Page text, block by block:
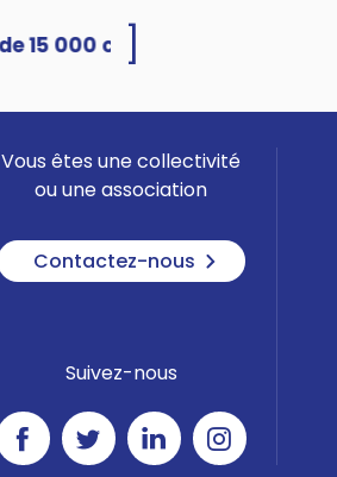
Jardins
Lavage
station).
et
Lande,
Vous êtes une collectivité
ou une association
Contactez-nous
Suivez-nous